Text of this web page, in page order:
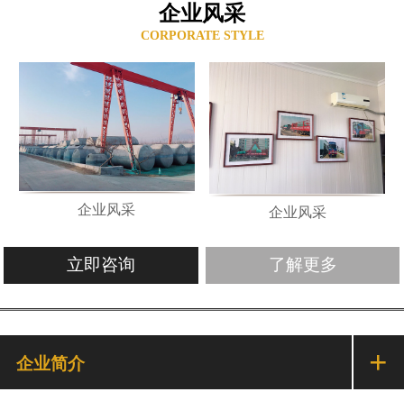
企业风采
CORPORATE STYLE
企业风采 企业风采
立即咨询 了解更多
企业简介 +